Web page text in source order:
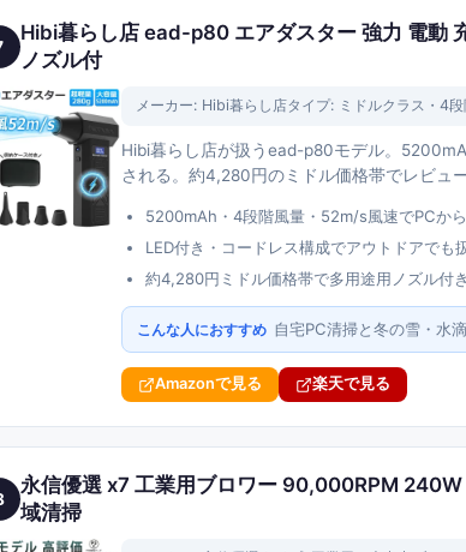
Hibi暮らし店 ead-p80 エアダスター 強力 電動
ノズル付
メーカー: Hibi暮らし店タイプ: ミドルクラス・4
Hibi暮らし店が扱うead-p80モデル。
される。約4,280円のミドル価格帯でレビュ
5200mAh・4段階風量・52m/s風速でPCか
LED付き・コードレス構成でアウトドアでも
約4,280円ミドル価格帯で多用途用ノズル付
こんな人におすすめ 自宅PC清掃と冬の雪・水
Amazonで見る 楽天で見る
永信優選 x7 工業用ブロワー 90,000RPM
域清掃